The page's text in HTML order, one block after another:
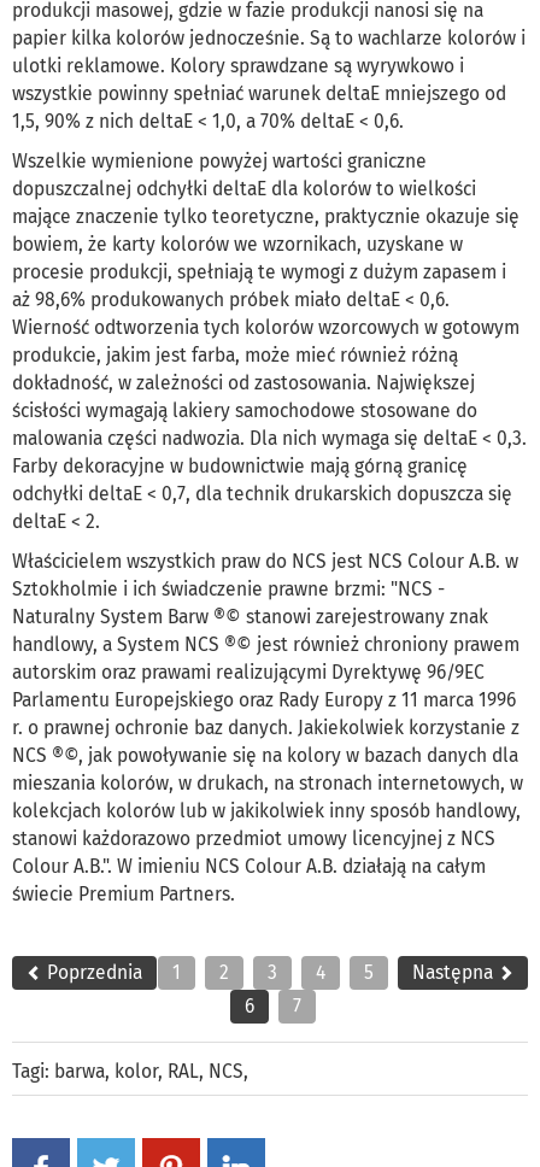
produkcji masowej, gdzie w fazie produkcji nanosi się na
papier kilka kolorów jednocześnie. Są to wachlarze kolorów i
ulotki reklamowe. Kolory sprawdzane są wyrywkowo i
wszystkie powinny spełniać warunek deltaE mniejszego od
1,5, 90% z nich deltaE < 1,0, a 70% deltaE < 0,6.
Wszelkie wymienione powyżej wartości graniczne
dopuszczalnej odchyłki deltaE dla kolorów to wielkości
mające znaczenie tylko teoretyczne, praktycznie okazuje się
bowiem, że karty kolorów we wzornikach, uzyskane w
procesie produkcji, spełniają te wymogi z dużym zapasem i
aż 98,6% produkowanych próbek miało deltaE < 0,6.
Wierność odtworzenia tych kolorów wzorcowych w gotowym
produkcie, jakim jest farba, może mieć również różną
dokładność, w zależności od zastosowania. Największej
ścisłości wymagają lakiery samochodowe stosowane do
malowania części nadwozia. Dla nich wymaga się deltaE < 0,3.
Farby dekoracyjne w budownictwie mają górną granicę
odchyłki deltaE < 0,7, dla technik drukarskich dopuszcza się
deltaE < 2.
Właścicielem wszystkich praw do NCS jest NCS Colour A.B. w
Sztokholmie i ich świadczenie prawne brzmi: "NCS -
Naturalny System Barw ®© stanowi zarejestrowany znak
handlowy, a System NCS ®© jest również chroniony prawem
autorskim oraz prawami realizującymi Dyrektywę 96/9EC
Parlamentu Europejskiego oraz Rady Europy z 11 marca 1996
r. o prawnej ochronie baz danych. Jakiekolwiek korzystanie z
NCS ®©, jak powoływanie się na kolory w bazach danych dla
mieszania kolorów, w drukach, na stronach internetowych, w
kolekcjach kolorów lub w jakikolwiek inny sposób handlowy,
stanowi każdorazowo przedmiot umowy licencyjnej z NCS
Colour A.B.". W imieniu NCS Colour A.B. działają na całym
świecie Premium Partners.
Poprzednia 1 2 3 4
5
6
7
Następna
Tagi: barwa, kolor, RAL, NCS,